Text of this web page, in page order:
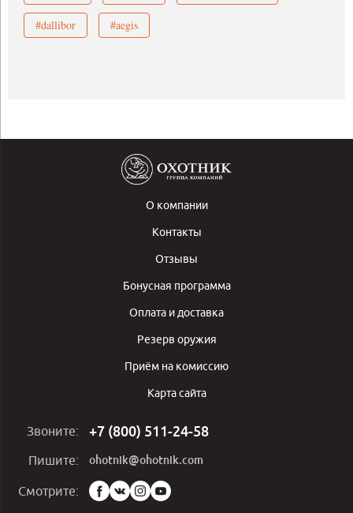
#dallibor #aegis
О компании
Контакты
Отзывы
Бонусная программа
Оплата и доставка
Резерв оружия
Приём на комиссию
Карта сайта
Звоните: +7 (800) 511-24-58
Пишите: ohotnik@ohotnik.com
Смотрите:
Мы
в